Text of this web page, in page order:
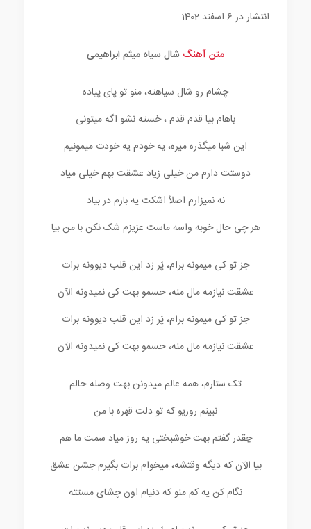
انتشار در 6 اسفند 1402
متن آهنگ شال سیاه میثم ابراهیمی
چشام رو شال سیاهته، منو تو پای پیاده
باهام بیا قدم قدم ، خسته نشو اگه میتونی
این شبا میگذره میره، یه خودم یه خودت میمونیم
دوستت دارم من خیلی زیاد عشقت بهم خیلی میاد
نه نمیزارم اصلاً اشکت یه بارم در بیاد
هر چی حال خوبه واسه ماست عزیزم شک نکن با من بیا
جز تو کی میمونه برام، پَر زد این قلب دیوونه برات
عشقت نیازمه مال منه، حسمو بهت کی نمیدونه الآن
جز تو کی میمونه برام، پَر زد این قلب دیوونه برات
عشقت نیازمه مال منه، حسمو بهت کی نمیدونه الآن
تک ستارم، همه عالم میدونن بهت وصله حالم
نبینم روزیو که تو دلت قهره با من
چقدر گفتم بهت خوشبختی یه روز میاد سمت ما هم
بیا الآن که دیگه وقتشه، میخوام برات بگیرم جشن عشق
نگام کن یه کم منو که دنیام اون چشای مستته